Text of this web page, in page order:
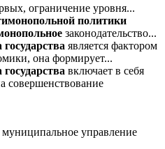
ограничение уровня...
политики
законодательство...
государства является фактором
она формирует...
государства включает в себя
совершенствование
муниципальное управление